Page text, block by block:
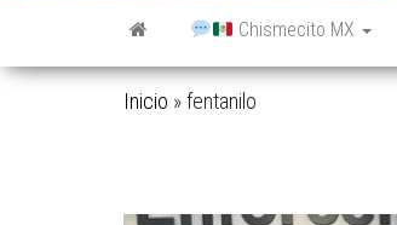
Chismecito MX
Inicio »fentanilo